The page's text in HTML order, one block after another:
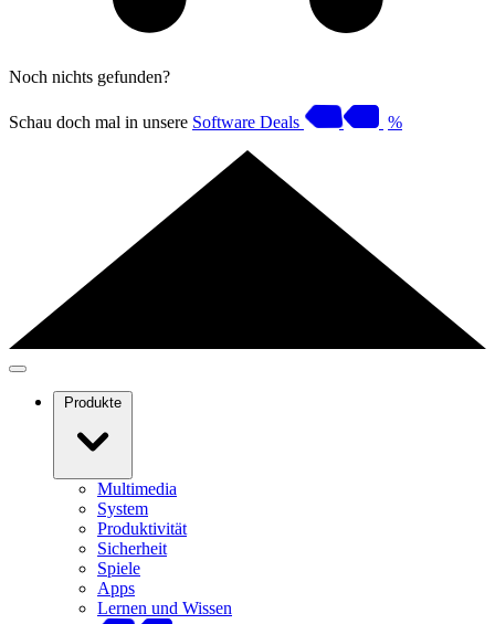
Noch nichts gefunden?
Schau doch mal in unsere Software Deals %
Produkte
Multimedia
System
Produktivität
Sicherheit
Spiele
Apps
Lernen und Wissen